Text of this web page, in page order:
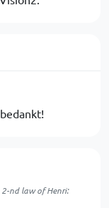
nd law of Henri: